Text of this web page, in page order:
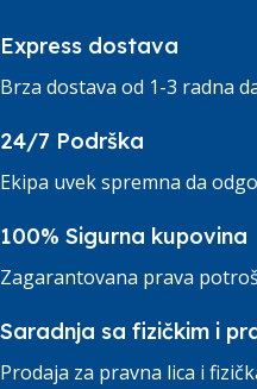
Express dostava
Brza dostava od 1-3 radna
24/7 Podrška
Ekipa uvek spremna da
100% Sigurna kupovina
Zagarantovana prava
Saradnja sa fizičkim i
Prodaja za pravna lica i